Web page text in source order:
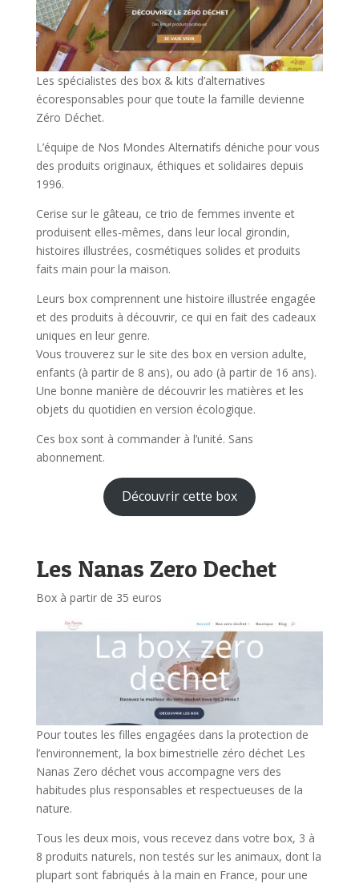
Les spécialistes des box & kits d’alternatives
écoresponsables pour que toute la famille devienne
Zéro Déchet.
L’équipe de Nos Mondes Alternatifs déniche pour vous
des produits originaux, éthiques et solidaires depuis
1996.
Cerise sur le gâteau, ce trio de femmes invente et
produisent elles-mêmes, dans leur local girondin,
histoires illustrées, cosmétiques solides et produits
faits main pour la maison.
Leurs box comprennent une histoire illustrée engagée
et des produits à découvrir, ce qui en fait des cadeaux
uniques en leur genre.
Vous trouverez sur le site des box en version adulte,
enfants (à partir de 8 ans), ou ado (à partir de 16 ans).
Une bonne manière de découvrir les matières et les
objets du quotidien en version écologique.
Ces box sont à commander à l’unité. Sans
abonnement.
Découvrir cette box
Les Nanas Zero Dechet
Box à partir de 35 euros
Pour toutes les filles engagées dans la protection de
l’environnement, la box bimestrielle zéro déchet Les
Nanas Zero déchet vous accompagne vers des
habitudes plus responsables et respectueuses de la
nature.
Tous les deux mois, vous recevez dans votre box, 3 à
8 produits naturels, non testés sur les animaux, dont la
plupart sont fabriqués à la main en France, pour une